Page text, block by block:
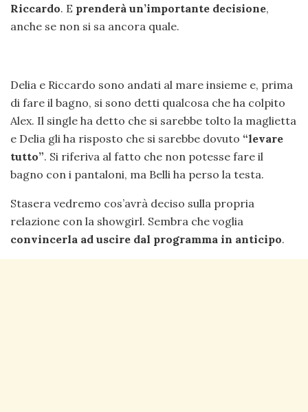
Riccardo. E prenderà un’importante decisione,
anche se non si sa ancora quale.
Delia e Riccardo sono andati al mare insieme e, prima
di fare il bagno, si sono detti qualcosa che ha colpito
Alex. Il single ha detto che si sarebbe tolto la maglietta
e Delia gli ha risposto che si sarebbe dovuto “levare
tutto”. Si riferiva al fatto che non potesse fare il
bagno con i pantaloni, ma Belli ha perso la testa.
Stasera vedremo cos’avrà deciso sulla propria
relazione con la showgirl. Sembra che voglia
convincerla ad uscire dal programma in anticipo.